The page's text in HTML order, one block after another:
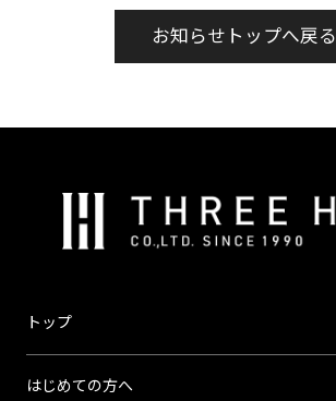
お知らせトップへ戻る
ス
ハ
トップ
はじめての方へ